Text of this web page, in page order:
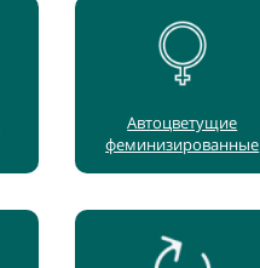
Автоцветущие
феминизированные